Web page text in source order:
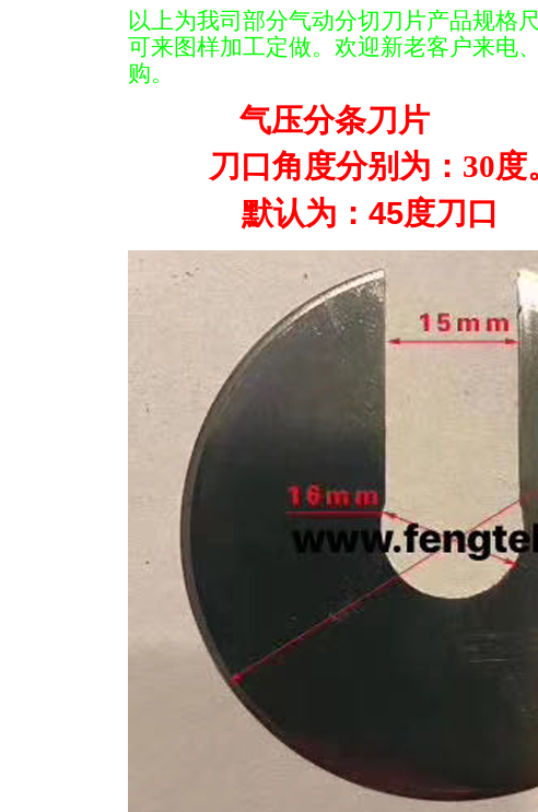
以上为我司部分气动分切刀片产品规格
可来图样加工定做。欢迎新老客户来电
购。
气压分条刀片
刀口角度分别为：30度
默认为：45度刀口